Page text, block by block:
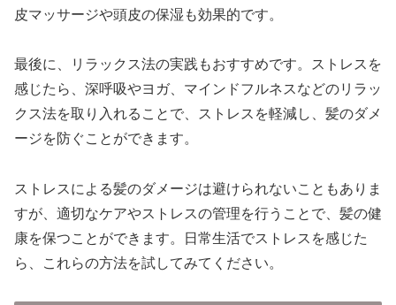
皮マッサージや頭皮の保湿も効果的です。
最後に、リラックス法の実践もおすすめです。ストレスを
感じたら、深呼吸やヨガ、マインドフルネスなどのリラッ
クス法を取り入れることで、ストレスを軽減し、髪のダメ
ージを防ぐことができます。
ストレスによる髪のダメージは避けられないこともありま
すが、適切なケアやストレスの管理を行うことで、髪の健
康を保つことができます。日常生活でストレスを感じた
ら、これらの方法を試してみてください。